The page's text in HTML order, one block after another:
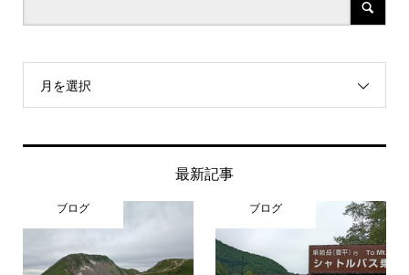
月を選択
最新記事
ブログ ブログ